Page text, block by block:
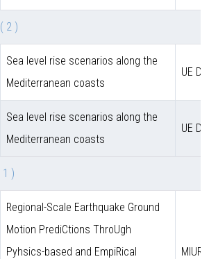
( 2 )
Sea level rise scenarios along the
Mediterranean coasts
UE
Sea level rise scenarios along the
Mediterranean coasts
UE
1 )
Regional-Scale Earthquake Ground
Motion PrediCtions ThroUgh
Pyhsics-based and EmpiRical
MIUR